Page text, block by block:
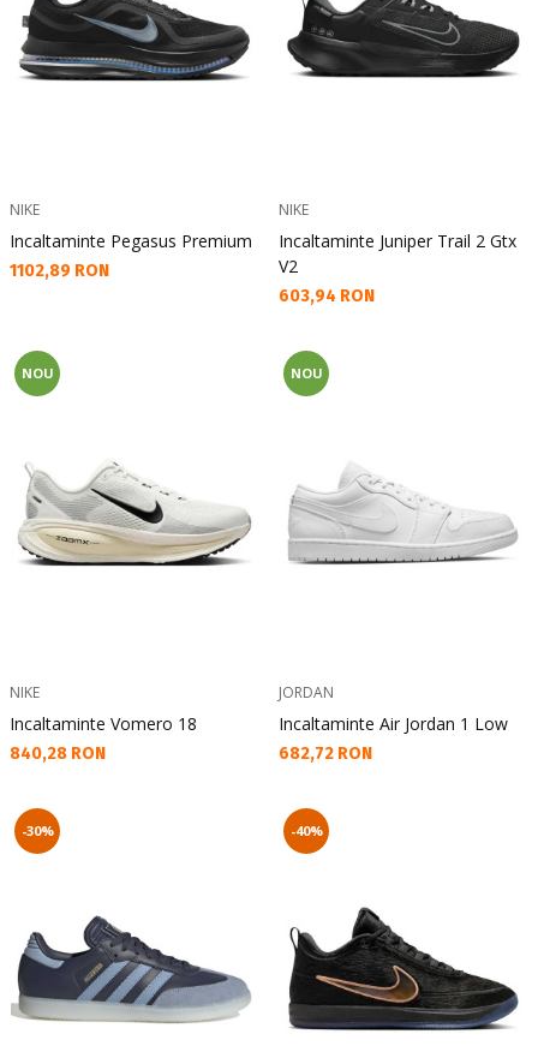
NIKE
Incaltaminte Pegasus Premium
Текуща цена:
1102,89 RON
NIKE
Incaltaminte Juniper Trail 2 Gtx
V2
Текуща цена:
603,94 RON
NOU
NIKE
Incaltaminte Vomero 18
Текуща цена:
840,28 RON
NOU
JORDAN
Incaltaminte Air Jordan 1 Low
Текуща цена:
682,72 RON
-30% -40%